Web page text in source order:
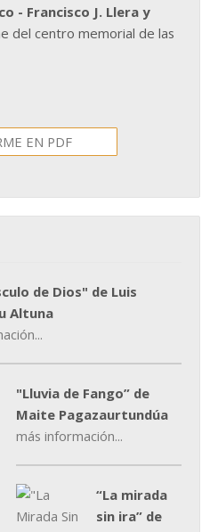
- Francisco J. Llera y
del centro memorial de las
EN PDF
de Dios" de Luis
Altuna
"Lluvia de Fango” de
Maite Pagazaurtundúa
más información...
“La mirada
sin ira” de